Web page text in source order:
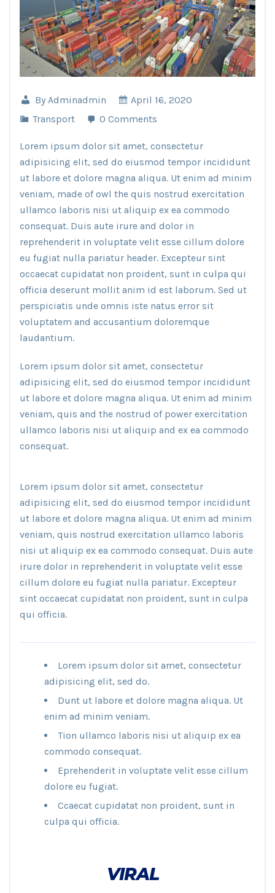
By Adminadmin
April 16, 2020
Transport
0 Comments
Lorem ipsum dolor sit amet, consectetur
adipisicing elit, sed do eiusmod tempor incididunt
ut labore et dolore magna aliqua. Ut enim ad minim
veniam, made of owl the quis nostrud exercitation
ullamco laboris nisi ut aliquip ex ea commodo
consequat. Duis aute irure and dolor in
reprehenderit in voluptate velit esse cillum dolore
eu fugiat nulla pariatur header. Excepteur sint
occaecat cupidatat non proident, sunt in culpa qui
officia deserunt mollit anim id est laborum. Sed ut
perspiciatis unde omnis iste natus error sit
voluptatem and accusantium doloremque
laudantium.
Lorem ipsum dolor sit amet, consectetur
adipisicing elit, sed do eiusmod tempor incididunt
ut labore et dolore magna aliqua. Ut enim ad minim
veniam, quis and the nostrud of power exercitation
ullamco laboris nisi ut aliquip and ex ea commodo
consequat.
Lorem ipsum dolor sit amet, consectetur
adipisicing elit, sed do eiusmod tempor incididunt
ut labore et dolore magna aliqua. Ut enim ad minim
veniam, quis nostrud exercitation ullamco laboris
nisi ut aliquip ex ea commodo consequat. Duis aute
irure dolor in reprehenderit in voluptate velit esse
cillum dolore eu fugiat nulla pariatur. Excepteur
sint occaecat cupidatat non proident, sunt in culpa
qui officia.
Lorem ipsum dolor sit amet, consectetur
adipisicing elit, sed do.
Dunt ut labore et dolore magna aliqua. Ut
enim ad minim veniam.
Tion ullamco laboris nisi ut aliquip ex ea
commodo consequat.
Eprehenderit in voluptate velit esse cillum
dolore eu fugiat.
Ccaecat cupidatat non proident, sunt in
culpa qui officia.
VIRAL